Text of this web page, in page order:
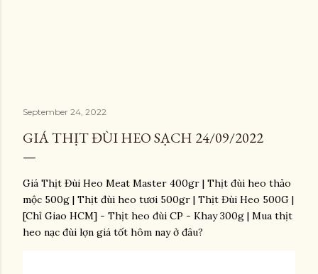
September 24, 2022
GIÁ THỊT ĐÙI HEO SẠCH 24/09/2022
Giá Thịt Đùi Heo Meat Master 400gr | Thịt đùi heo thảo
mộc 500g | Thịt đùi heo tươi 500gr | Thịt Đùi Heo 500G |
[Chỉ Giao HCM] - Thịt heo đùi CP - Khay 300g | Mua thịt
heo nạc đùi lợn giá tốt hôm nay ở đâu?